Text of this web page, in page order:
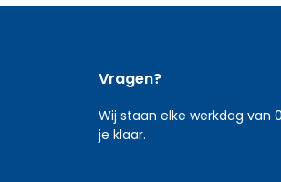
Vragen?
Wij staan elke werkdag van
je klaar.